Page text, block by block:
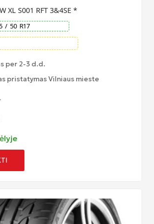
XL S001 RFT 3&4SE *
/ 50 R17
per 2-3 d.d.
pristatymas Vilniaus mieste